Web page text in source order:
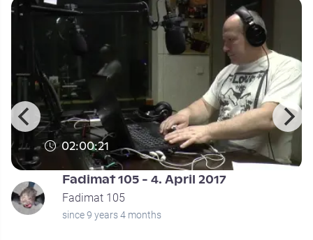
02:00:21
Fadimat 105 - 4. April 2017
Fadimat 105
since 9 years 4 months